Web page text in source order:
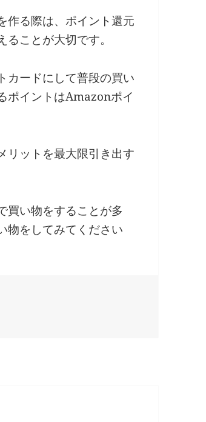
作る際は、ポイント還元
ことが大切です。
ードにして普段の買い
ポイントはAmazonポイ
リットを最大限引き出す
買い物をすることが多
物をしてみてください